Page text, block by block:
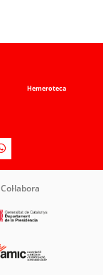
Hemeroteca
Col·labora